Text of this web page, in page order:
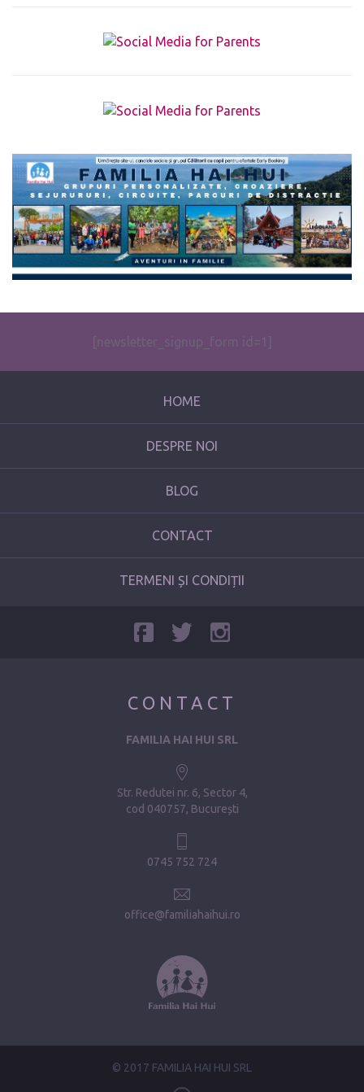
The form you have selected does not exist.
[newsletter_signup_form id=1]
HOME
DESPRE NOI
BLOG
CONTACT
TERMENI ȘI CONDIȚII
CONTACT
FAMILIA HAI HUI SRL
Str. Redutei nr. 6, Sector 4
cod 040757, București
0745 752 724
office@familiahaihui.ro
© 2017 FAMILIA HAI HUI SRL